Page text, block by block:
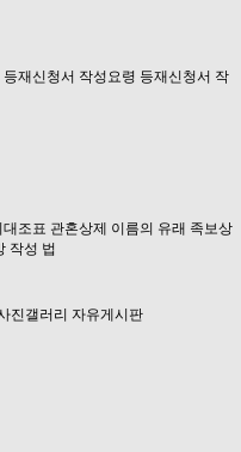
등재신청서 작성요령 등재신청서 작
대조표 관혼상제 이름의 유래 족보상
작성 법
진갤러리 자유게시판